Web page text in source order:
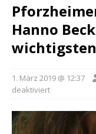
Hanno
1. März 2019 @ 12:37
deaktiviert